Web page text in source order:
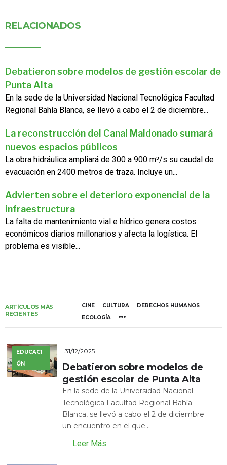
RELACIONADOS
Debatieron sobre modelos de gestión escolar de
Punta Alta
En la sede de la Universidad Nacional Tecnológica Facultad
Regional Bahía Blanca, se llevó a cabo el 2 de diciembre...
La reconstrucción del Canal Maldonado sumará
nuevos espacios públicos
La obra hidráulica ampliará de 300 a 900 m³/s su caudal de
evacuación en 2400 metros de traza. Incluye un...
Advierten sobre el deterioro exponencial de la
infraestructura
La falta de mantenimiento vial e hídrico genera costos
económicos diarios millonarios y afecta la logística. El
problema es visible...
ARTÍCULOS MÁS
RECIENTES
CINE CULTURA
DERECHOS HUMANOS
ECOLOGÍA
EDUCACI
ÓN
31/12/2025
Debatieron sobre modelos de
gestión escolar de Punta Alta
En la sede de la Universidad Nacional
Tecnológica Facultad Regional Bahía
Blanca, se llevó a cabo el 2 de diciembre
un encuentro en el que...
Leer Más